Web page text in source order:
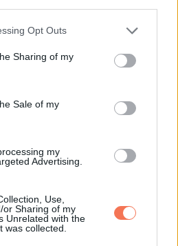
app uses one or more Google
behaviour. You may click to
and its third-party tags to
purposes in below Google
Opt Outs
Sharing of my
Sale of my
my
Advertising.
Use,
or Sharing of my
Unrelated with the
was collected.
adagokkal indulsz, és nem
(oxalátok)